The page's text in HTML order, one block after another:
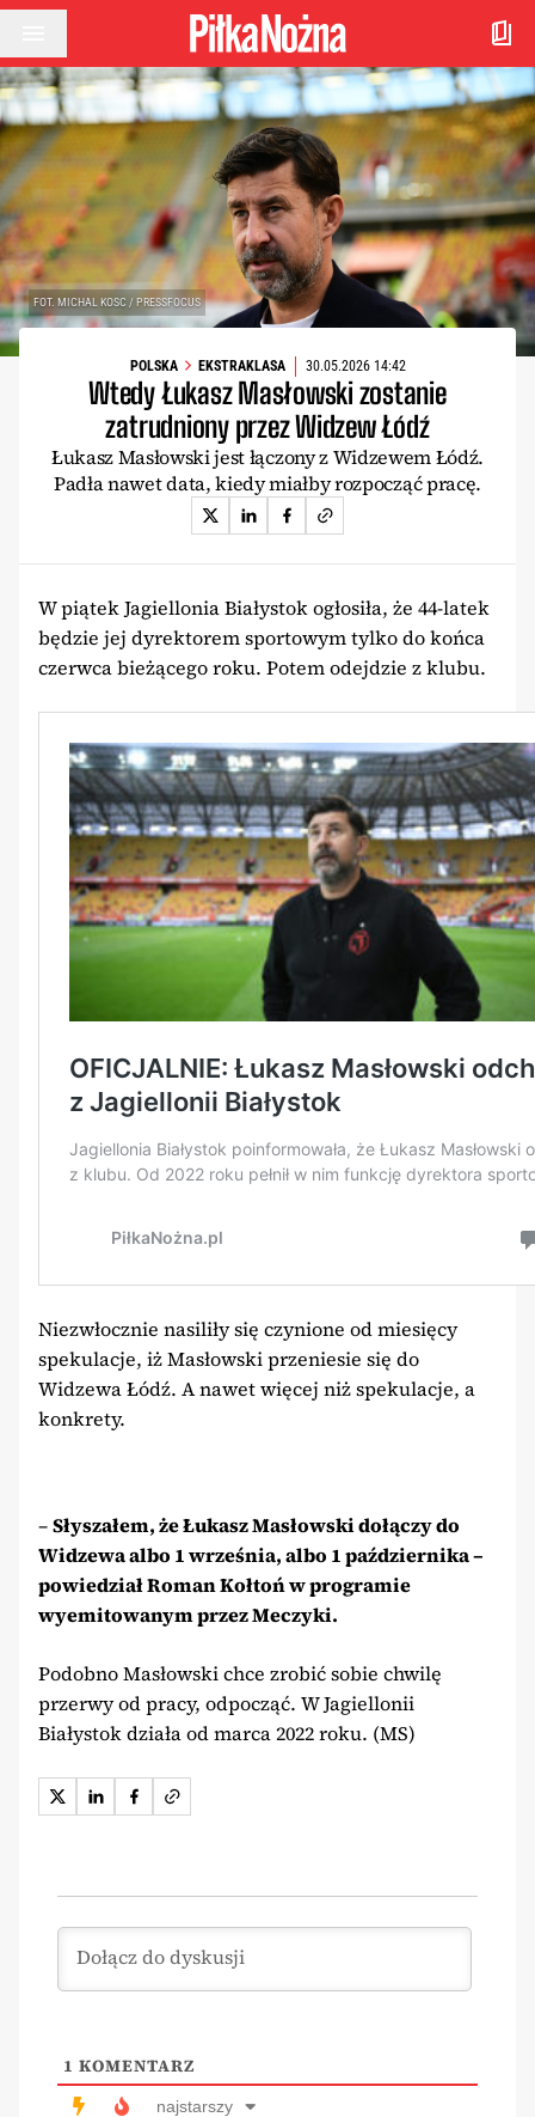
Przejdź do treści
FOT. MICHAL KOSC / PRESSFOCUS
POLSKA EKSTRAKLASA 30.05.2026 14:42
Wtedy Łukasz Masłowski zostanie
zatrudniony przez Widzew Łódź
Łukasz Masłowski jest łączony z Widzewem Łódź.
Padła nawet data, kiedy miałby rozpocząć pracę.
W piątek Jagiellonia Białystok ogłosiła, że 44-latek
będzie jej dyrektorem sportowym tylko do końca
czerwca bieżącego roku. Potem odejdzie z klubu.
Niezwłocznie nasiliły się czynione od miesięcy
spekulacje, iż Masłowski przeniesie się do
Widzewa Łódź. A nawet więcej niż spekulacje, a
konkrety.
–Słyszałem, że Łukasz Masłowski dołączy do
Widzewa albo 1 września, albo 1 października –
powiedział Roman Kołtoń w programie
wyemitowanym przez Meczyki.
Podobno Masłowski chce zrobić sobie chwilę
przerwy od pracy, odpocząć. W Jagiellonii
Białystok działa od marca 2022 roku. (MS)
1 KOMENTARZ
najstarszy